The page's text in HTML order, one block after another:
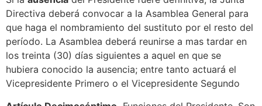
Directiva deberá convocar a la Asamblea General para
que haga el nombramiento del sustituto por el resto del
período. La Asamblea deberá reunirse a mas tardar en
los treinta (30) días siguientes a aquel en que se
hubiera conocido la ausencia; entre tanto actuará el
Vicepresidente Primero o el Vicepresidente Segundo